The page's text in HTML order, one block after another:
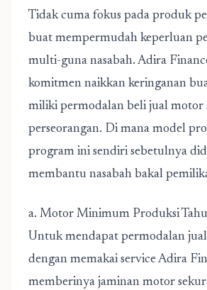
Tidak cuma fokus pada produk
buat mempermudah keperluan
multi-guna nasabah. Adira
komitmen naikkan keringanan
miliki permodalan beli jual motor
perseorangan. Di mana model
program ini sendiri sebetulnya
membantu nasabah bakal
a. Motor Minimum Produksi
Untuk mendapat permodalan
dengan memakai service Adira
memberinya jaminan motor